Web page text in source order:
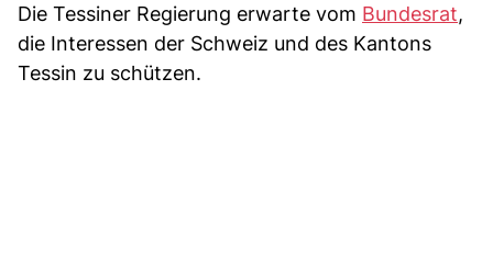
Die Tessiner Regierung erwarte vom Bundesrat,
die Interessen der Schweiz und des Kantons
Tessin zu schützen.